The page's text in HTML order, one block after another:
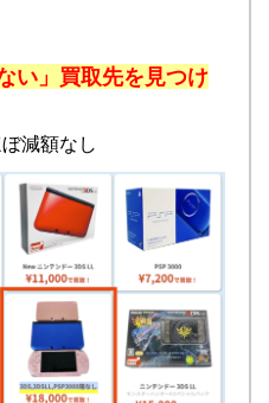
い」買取先を見つけ
減額なし